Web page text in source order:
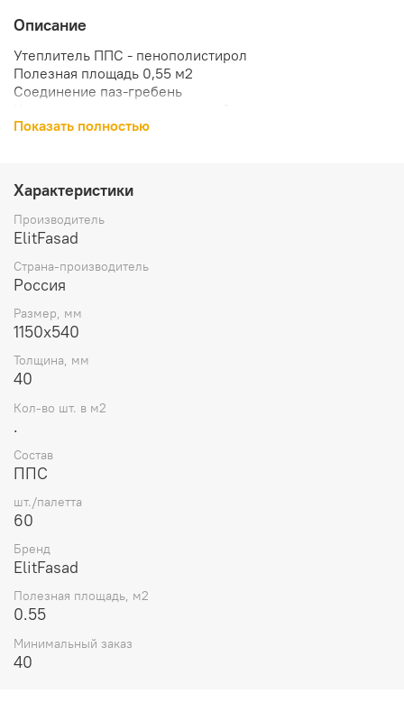
Описание
Утеплитель ППС - пенополистирол
Полезная площадь 0,55 м2
Соединение паз-гребень
Плотность утеплителя 25 кг/м3
Показать полностью
Характеристики
Производитель
ElitFasad
Страна-производитель
Россия
Размер, мм
1150x540
Толщина, мм
40
Кол-во шт. в м2
.
Состав
ППС
шт./палетта
60
Бренд
ElitFasad
Полезная площадь, м2
0.55
Минимальный заказ
40